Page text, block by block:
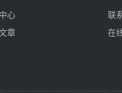
心
章
联
在